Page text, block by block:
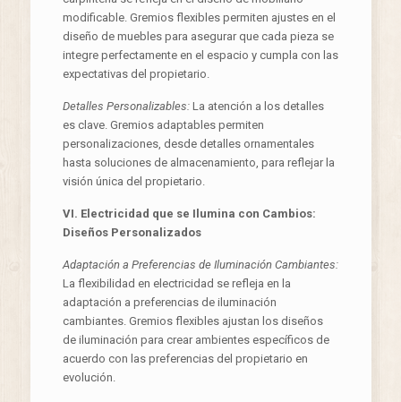
modificable. Gremios flexibles permiten ajustes en el
diseño de muebles para asegurar que cada pieza se
integre perfectamente en el espacio y cumpla con las
expectativas del propietario.
Detalles Personalizables:La atención a los detalles
es clave. Gremios adaptables permiten
personalizaciones, desde detalles ornamentales
hasta soluciones de almacenamiento, para reflejar la
visión única del propietario.
VI. Electricidad que se Ilumina con Cambios:
Diseños Personalizados
Adaptación a Preferencias de Iluminación Cambiantes:
La flexibilidad en electricidad se refleja en la
adaptación a preferencias de iluminación
cambiantes. Gremios flexibles ajustan los diseños
de iluminación para crear ambientes específicos de
acuerdo con las preferencias del propietario en
evolución.